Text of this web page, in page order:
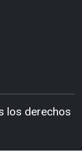
los derechos